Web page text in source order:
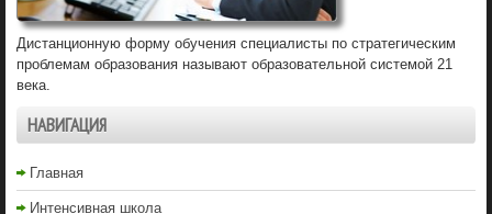
Дистанционную форму обучения специалисты по стратегическим
проблемам образования называют образовательной системой 21
века.
НАВИГАЦИЯ
Главная
Интенсивная школа